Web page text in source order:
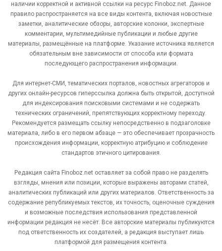
наличии корректной и активной ссылки на ресурс Finoboz.net. Данное
правило распространяется на все виды контента, включая новостные
заметки, аналитические обзоры, авторские колонки, экспертные
комментарии, мультимедийные публикации и любые другие
материалы, размещённые на платформе. Указание источника является
обязательным вне зависимости от способа или формата
последующего распространения информации.
Для интернет-СМИ, тематических порталов, новостных агрегаторов и
других онлайн-ресурсов гиперссылка должна быть открытой, доступной
для индексирования поисковыми системами и не содержать
технических ограничений, препятствующих корректному переходу.
Рекомендуется размещать ссылку непосредственно в подзаголовке
материала, либо в его первом абзаце — это обеспечивает прозрачность
происхождения информации, корректную атрибуцию и соблюдение
стандартов этичного цитирования.
Редакция сайта Finoboz.net оставляет за собой право не разделять
взгляды, мнения или позиции, которые выражены авторами статей,
аналитических публикаций или других материалов. Ответственность за
содержание републикуемых текстов, их точность, оценочные суждения
и возможные последствия использования представленной
информации редакция не несёт. Все авторские материалы публикуются
под ответственность их создателей, а редакция выступает лишь
платформой для размещения контента.